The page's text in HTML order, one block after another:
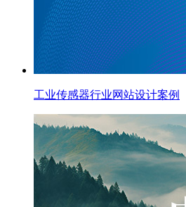
工业传感器行业网站设计案例